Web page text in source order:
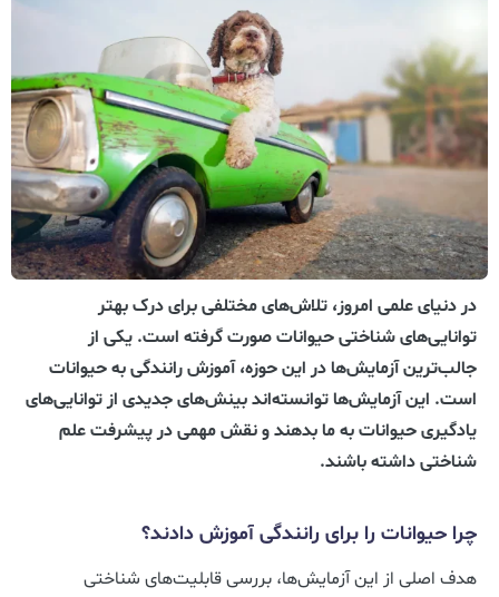
در دنیای علمی امروز، تلاش‌های مختلفی برای درک بهتر
توانایی‌های شناختی حیوانات صورت گرفته است. یکی از
جالب‌ترین آزمایش‌ها در این حوزه، آموزش رانندگی به حیوانات
است. این آزمایش‌ها توانسته‌اند بینش‌های جدیدی از توانایی‌های
یادگیری حیوانات به ما بدهند و نقش مهمی در پیشرفت علم
شناختی داشته باشند.
چرا حیوانات را برای رانندگی آموزش دادند؟
هدف اصلی از این آزمایش‌ها، بررسی قابلیت‌های شناختی